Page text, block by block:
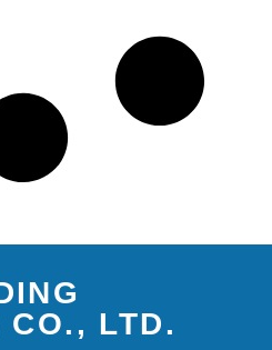
CO., LTD.